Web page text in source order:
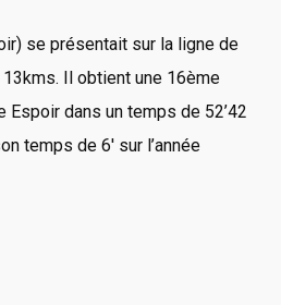
se présentait sur la ligne de
Il obtient une 16ème
Espoir dans un temps de 52’42
temps de 6′ sur l’année